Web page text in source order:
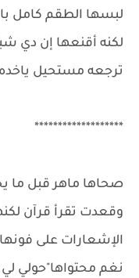
لبسها الطقم كامل
لكنه أقنعها إن دي
ترجعه مستحيل ياخده
*******************
صحاها ماهر قبل ما
وقعدت تقرأ قرآن
الإشعارات على
نغم محتواها"حولي